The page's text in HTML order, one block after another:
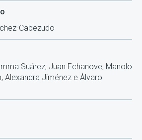
Cabezudo
Suárez, Juan Echanove, Manolo
Alexandra Jiménez e Álvaro